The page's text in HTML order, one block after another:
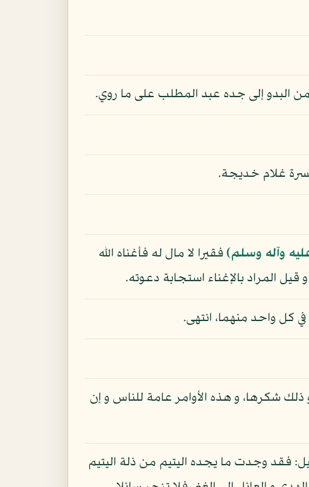
البدو إلى جده عبد المطلب على ما روي.
غلام خديجة.
وآله وسلم) فقيرا لا مال له فأغناه الله
المراد بالإغناء استجابة دعوته.
كل واحد منهما، انتهى.
شكرها، و هذه الأوامر عامة للناس و إن
فقد وجدت ما يجده اليتيم من ذلة اليتيم